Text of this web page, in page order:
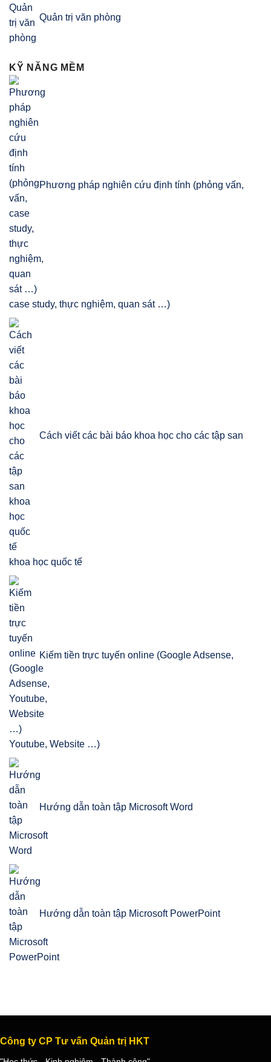
Quản trị văn phòng
KỸ NĂNG MỀM
Phương pháp nghiên cứu định tính (phỏng vấn,
case study, thực nghiệm, quan sát …)
Cách viết các bài báo khoa học cho các tập san
khoa học quốc tế
Kiếm tiền trực tuyến online (Google Adsense,
Youtube, Website …)
Hướng dẫn toàn tập Microsoft Word
Hướng dẫn toàn tập Microsoft PowerPoint
Công ty CP Tư vấn Quản trị HKT